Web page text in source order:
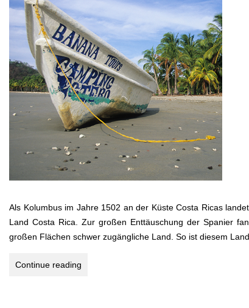
Als Kolumbus im Jahre 1502 an der Küste Costa Ricas
Land Costa Rica. Zur großen Enttäuschung der Spanier
großen Flächen schwer zugängliche Land. So ist diesem
Continue reading